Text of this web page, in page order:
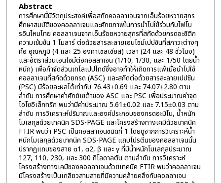
Abstract
การศึกษานี้มีวัตถุประสงค์เพื่อสกัดคอลลาเจนจากเอ็นร้อยหวายสุกร
ศึกษาสมบัติของคอลลาเจนและศักยภาพในการนำไปใช้ร่วมกับไฟโบ
รอินไหมไทย คอลลาเจนจากเอ็นร้อยหวายสุกรที่สกัดด้วยกรดอะซิติก
ความเข้มข้น 1 โมลาร์ ต่อด้วยสารละลายเอนไซม์เปปซินที่สภาวะต่างๆ
คือ อุณหภูมิ (4 และ 25 องศาเซลเซียส) เวลา (24 และ 48 ชั่วโมง)
และอัตราส่วนเอนไซม์ต่อคอลลาเจน (1/10, 1/30, และ 1/50 โดยน้ำ
หนัก) เพื่อกำจัดส่วนเทโลเปปไทด์ซึ่งอาจทำให้เกิดการแพ้เมื่อนำไปใช้
คอลลาเจนที่สกัดด้วยกรด (ASC) และสกัดต่อด้วยสารละลายเปปซิน
(PSC) มีร้อยละผลได้เท่ากับ 76.43±0.69 และ 74.07±2.80 ตาม
ลำดับ การศึกษาค่าศักย์เซต้าของ ASC และ PSC เพื่อประมาณค่าจุด
ไอโซอิเล็กทริก พบว่ามีค่าประมาณ 5.61±0.02 และ 7.15±0.03 ตาม
ลำดับ การวิเคราะห์ปริมาณและองค์ประกอบของกรดอะมิโน, น้ำหนัก
โมเลกุลด้วยเทคนิค SDS-PAGE และโครงสร้างทางเคมีด้วยเทคนิค
FTIR พบว่า PSC เป็นคอลลาเจนชนิดที่ 1 โดยดูจากการวิเคราะห์น้ำ
หนักโมเลกุลด้วยเทคนิค SDS-PAGE แถบโปรตีนของคอลลาเจนนั้น
ปรากฏแถบของสาย α1, α2, β และ γ ที่มีน้ำหนักโมเลกุลประมาณ
127, 110, 230, และ 300 กิโลดาลตัน ตามลำดับ การวิเคราะห์
โครงสร้างทางเคมีของคอลลาเจนด้วยเทคนิค FTIR พบว่าคอลลาเจน
มีโครงสร้างเป็นเกลียวสามสายที่มีความคล้ายคลึงกับคอลลาเจน